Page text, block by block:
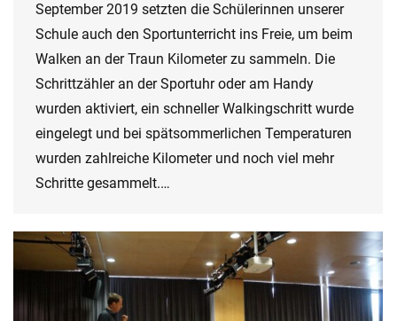
September 2019 setzten die Schülerinnen unserer
Schule auch den Sportunterricht ins Freie, um beim
Walken an der Traun Kilometer zu sammeln. Die
Schrittzähler an der Sportuhr oder am Handy
wurden aktiviert, ein schneller Walkingschritt wurde
eingelegt und bei spätsommerlichen Temperaturen
wurden zahlreiche Kilometer und noch viel mehr
Schritte gesammelt.…